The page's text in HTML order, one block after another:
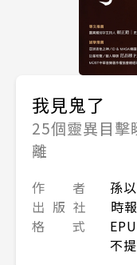
我見鬼了
25個靈異目擊
離
作 者
孫
出 版 社
時
格 式
不